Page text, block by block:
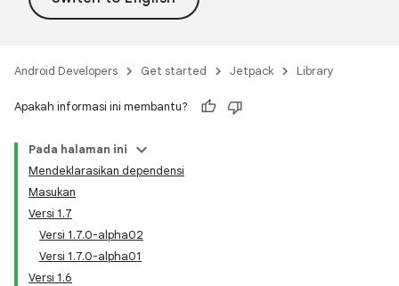
Android Developers Get started Jetpack Library
Apakah informasi ini membantu?
Pada halaman ini
Mendeklarasikan dependensi
Masukan
Versi 1.7
Versi 1.7.0-alpha02
Versi 1.7.0-alpha01
Versi 1.6